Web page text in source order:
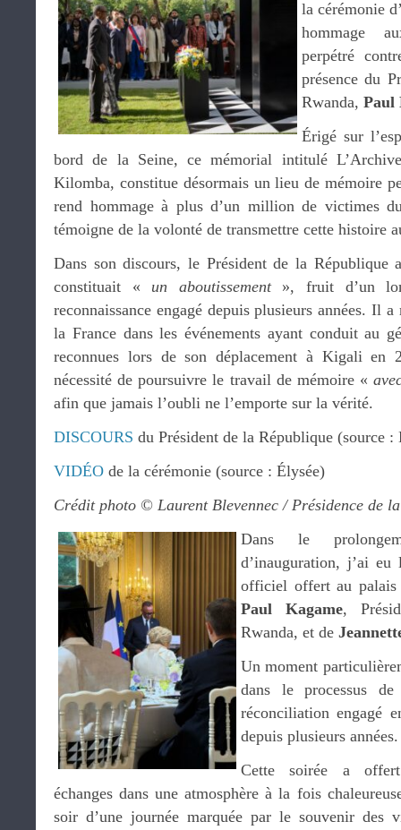
la cérémonie
hommage
perpétré
présence du
Rwanda, Paul
Érigé sur
bord de la Seine, ce mémorial intitulé
Kilomba, constitue désormais un lieu de mémoire
rend hommage à plus d’un million de victimes
témoigne de la volonté de transmettre cette histoire
Dans son discours, le Président de la République
constituait « un aboutissement», fruit d’un
reconnaissance engagé depuis plusieurs années. Il
la France dans les événements ayant conduit au
reconnues lors de son déplacement à Kigali en
nécessité de poursuivre le travail de mémoire «
afin que jamais l’oubli ne l’emporte sur la vérité.
DISCOURS du Président de la République (source :
VIDÉO de la cérémonie (source : Élysée)
Crédit photo © Laurent Blevennec / Présidence de
Dans le
d’inauguration, j’ai eu
officiel offert au palais
Paul Kagame,
Rwanda, et de
Un moment
dans le processus
réconciliation engagé
depuis plusieurs années.
Cette soirée a
échanges dans une atmosphère à la fois
soir d’une journée marquée par le souvenir des